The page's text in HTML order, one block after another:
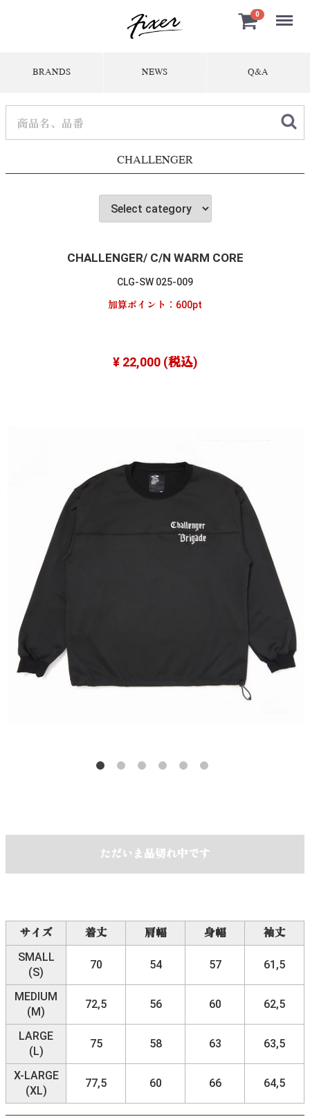
0 Menu
BRANDS NEWS Q&A
CHALLENGER
CHALLENGER/ C/N WARM CORE
CLG-SW 025-009
加算ポイント： 600pt
¥ 22,000(税込)
ただいま品切れ中です
サイズ 着丈 肩幅 身幅
袖丈
SMALL
(S)
70 54 57 61,5
MEDIUM
(M)
72,5 56 60 62,5
LARGE
(L)
75 58 63 63,5
X-LARGE
(XL)
77,5 60 66 64,5